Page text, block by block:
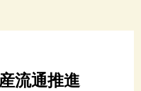
流通推進